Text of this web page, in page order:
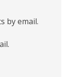
by email.